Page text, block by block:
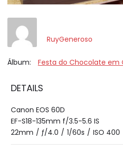
RuyGeneroso
Álbum: Festa do Chocolate em
DETAILS
Canon EOS 60D
EF-S18-135mm f/3.5-5.6 IS
22mm / ƒ/4.0 / 1/60s / ISO 400